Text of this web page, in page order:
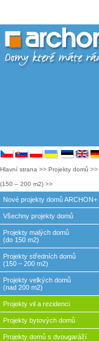
Hlavní strana >> Projekty domů >>
(150 – 200 m2) >>
Nové projekty domů ARCHON+
Všechny projekty domů
Projekty malých domů
(do 150 m2)
Projekty středních domů
(150 – 200 m2)
Projekty velkých domů
(nad 200 m2)
Projekty vil a rezidenci
Projekty bytových domů
Projekty domů s dvougaráží